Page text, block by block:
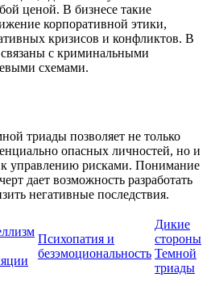
ценой. В бизнесе такие
корпоративной этики,
кризисов и конфликтов. В
с криминальными
схемами.
триады позволяет не только
опасных личностей, но и
управлению рисками. Понимание
дает возможность разработать
негативные последствия.
Психопатия и
безэмоциональность
Дикие
стороны
Темной
триады